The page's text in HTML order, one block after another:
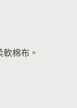
棉布。